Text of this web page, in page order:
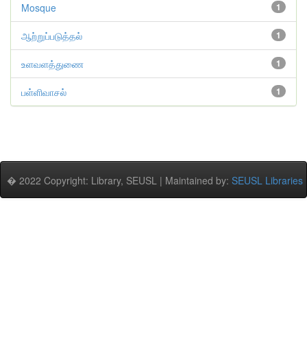
1
Mosque
1
ஆற்றுப்படுத்தல்
1
உளவளத்துணை
1
பள்ளிவாசல்
� 2022 Copyright: Library, SEUSL | Maintained by: SEUSL Libraries